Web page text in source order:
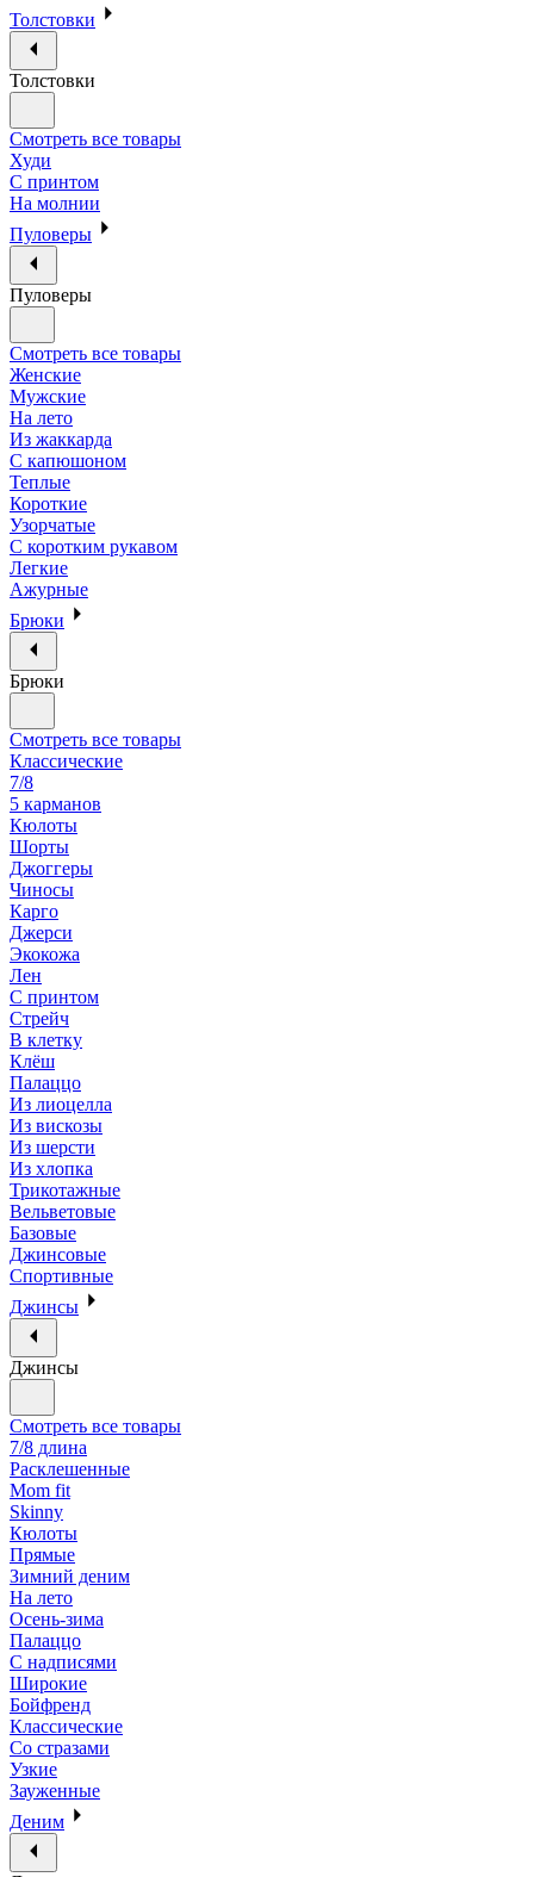
Толстовки
Толстовки
Смотреть все товары
Худи
С принтом
На молнии
Пуловеры
Пуловеры
Смотреть все товары
Женские
Мужские
На лето
Из жаккарда
С капюшоном
Теплые
Короткие
Узорчатые
С коротким рукавом
Легкие
Ажурные
Брюки
Брюки
Смотреть все товары
Классические
7/8
5 карманов
Кюлоты
Шорты
Джоггеры
Чиносы
Карго
Джерси
Экокожа
Лен
С принтом
Стрейч
В клетку
Клёш
Палаццо
Из лиоцелла
Из вискозы
Из шерсти
Из хлопка
Трикотажные
Вельветовые
Базовые
Джинсовые
Спортивные
Джинсы
Джинсы
Смотреть все товары
7/8 длина
Расклешенные
Mom fit
Skinny
Кюлоты
Прямые
Зимний деним
На лето
Осень-зима
Палаццо
С надписями
Широкие
Бойфренд
Классические
Со стразами
Узкие
Зауженные
Деним